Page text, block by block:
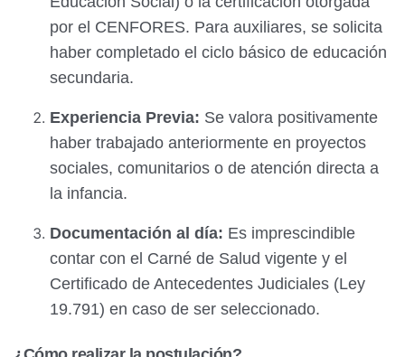
por el CENFORES. Para auxiliares, se solicita
haber completado el ciclo básico de educación
secundaria.
Experiencia Previa: Se valora positivamente
haber trabajado anteriormente en proyectos
sociales, comunitarios o de atención directa a
la infancia.
Documentación al día: Es imprescindible
contar con el Carné de Salud vigente y el
Certificado de Antecedentes Judiciales (Ley
19.791) en caso de ser seleccionado.